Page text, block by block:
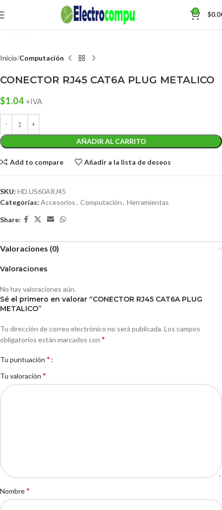
0 $
Click para agrandar
Inicio Computación
CONECTOR RJ45 CAT6A PLUG METALICO
$1.04 +IVA
AÑADIR AL CARRITO
Add to compare Añadir a la lista de deseos
SKU: HD.US60ARJ45
Categorías: Accesorios, Computación, Herramientas
Share:
Valoraciones (0)
Valoraciones
No hay valoraciones aún.
Sé el primero en valorar “CONECTOR RJ45 CAT6A PLUG
METALICO”
Tu dirección de correo electrónico no será publicada.Los campos
obligatorios están marcados con *
Tu puntuación *
Tu valoración *
Nombre*